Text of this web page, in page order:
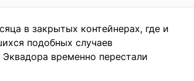
в закрытых контейнерах, где и
подобных случаев
временно перестали